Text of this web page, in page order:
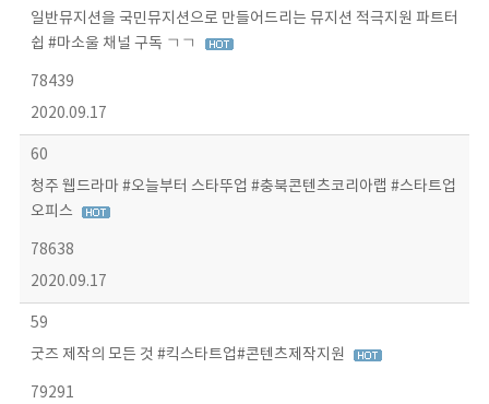
일반뮤지션을 국민뮤지션으로 만들어드리는 뮤지션 적극지원 파트터
쉽 #마소울 채널 구독 ㄱㄱ
78439
2020.09.17
60
청주 웹드라마 #오늘부터 스타뚜업 #충북콘텐츠코리아랩 #스타트업
오피스
78638
2020.09.17
59
굿즈 제작의 모든 것 #킥스타트업#콘텐츠제작지원
79291